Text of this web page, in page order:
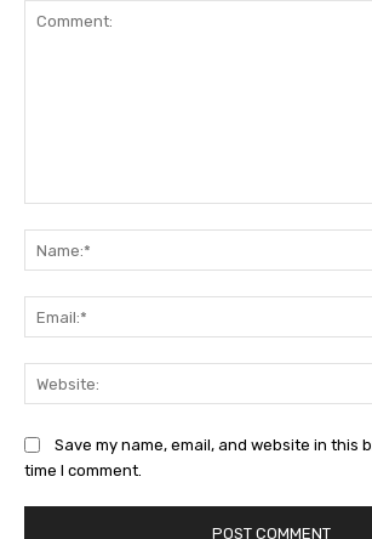
Save my name, email, and website in this
time I comment.